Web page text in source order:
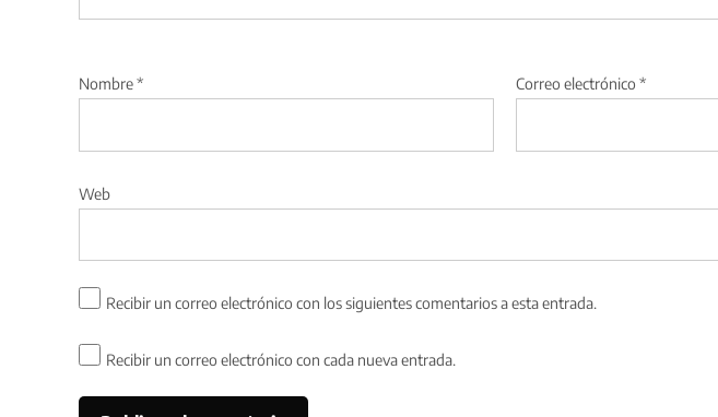
Nombre* Correo electrónico *
Web
Recibir un correo electrónico con los siguientes comentarios a esta entrada.
Recibir un correo electrónico con cada nueva entrada.